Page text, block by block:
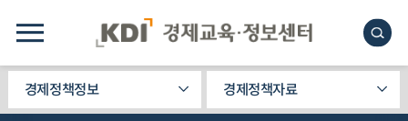
경제정책정보 경제정책자료